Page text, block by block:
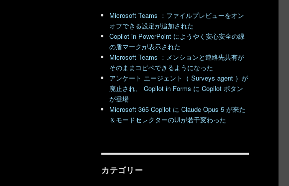
Microsoft Teams ：ファイルプレビューをオン
オフできる設定が追加された
Copilot in PowerPoint にようやく安心安全の緑
の盾マークが表示された
Microsoft Teams ：メンションと連絡先共有が
そのままコピペできるようになった
アンケート エージェント（ Surveys agent ）が
廃止され、 Copilot in Forms に Copilot ボタン
が登場
Microsoft 365 Copilot に Claude Opus 5 が来た
＆モードセレクターのUIが若干変わった
カテゴリー